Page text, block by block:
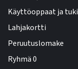
Käyttöoppaat ja tuki
Lahjakortti
Peruutuslomake
Ryhmä 0